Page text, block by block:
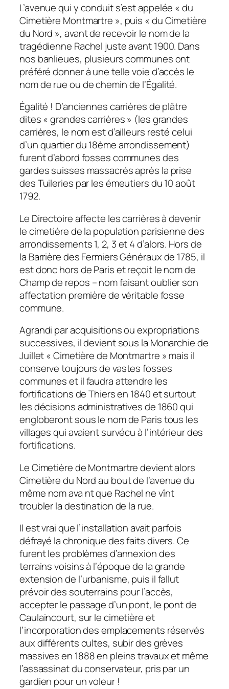
L’avenue qui y conduit s’est appelée « du
Cimetière Montmartre », puis « du Cimetière
du Nord », avant de recevoir le nom de la
tragédienne Rachel juste avant 1900. Dans
nos banlieues, plusieurs communes ont
préféré donner à une telle voie d’accès le
nom de rue ou de chemin de l’Égalité.
Égalité ! D’anciennes carrières de plâtre
dites « grandes carrières » (les grandes
carrières, le nom est d’ailleurs resté celui
d’un quartier du 18ème arrondissement)
furent d’abord fosses communes des
gardes suisses massacrés après la prise
des Tuileries par les émeutiers du 10 août
1792.
Le Directoire affecte les carrières à devenir
le cimetière de la population parisienne des
arrondissements 1, 2, 3 et 4 d’alors. Hors de
la Barrière des Fermiers Généraux de 1785, il
est donc hors de Paris et reçoit le nom de
Champ de repos – nom faisant oublier son
affectation première de véritable fosse
commune.
Agrandi par acquisitions ou expropriations
successives, il devient sous la Monarchie de
Juillet « Cimetière de Montmartre » mais il
conserve toujours de vastes fosses
communes et il faudra attendre les
fortifications de Thiers en 1840 et surtout
les décisions administratives de 1860 qui
engloberont sous le nom de Paris tous les
villages qui avaient survécu à l’intérieur des
fortifications.
Le Cimetière de Montmartre devient alors
Cimetière du Nord au bout de l’avenue du
même nom ava nt que Rachel ne vînt
troubler la destination de la rue.
Il est vrai que l’installation avait parfois
défrayé la chronique des faits divers. Ce
furent les problèmes d’annexion des
terrains voisins à l’époque de la grande
extension de l’urbanisme, puis il fallut
prévoir des souterrains pour l’accès,
accepter le passage d’un pont, le pont de
Caulaincourt, sur le cimetière et
l’incorporation des emplacements réservés
aux différents cultes, subir des grèves
massives en 1888 en pleins travaux et même
l’assassinat du conservateur, pris par un
gardien pour un voleur !